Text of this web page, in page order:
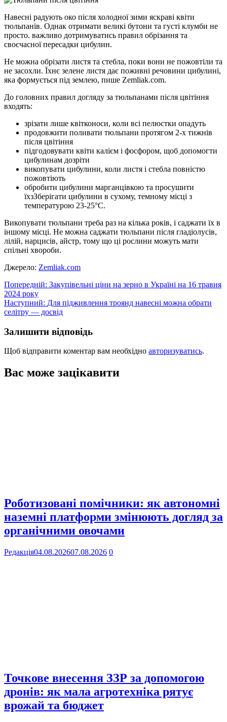
Навесні радують око після холодної зими яскраві квіти
тюльпанів. Однак отримати великі бутони та густі клумби не
просто. важливо дотримуватись правил обрізання та
своєчасної пересадки цибулин.
Не можна обрізати листя та стебла, поки вони не пожовтіли та
не засохли. Їхнє зелене листя дає поживні речовини цибулині,
яка формується під землею, пише Zemliak.com.
До головних правил догляду за тюльпанами після цвітіння
входять:
зрізати лише квітконоси, коли всі пелюстки опадуть
продовжити поливати тюльпани протягом 2-х тижнів
після цвітіння
підгодовувати квіти калієм і фосфором, щоб допомогти
цибулинам дозріти
викопувати цибулини, коли листя і стебла повністю
пожовтіють
обробити цибулини марганцівкою та просушити
їхзЗберігати цибулини в сухому, темному місці з
температурою 23-25°C.
Викопувати тюльпани треба раз на кілька років, і саджати їх в
іншому місці. Не можна саджати тюльпани після гладіолусів,
лілій, нарцисів, айстр, тому що ці рослини можуть мати
спільні хвороби.
Джерело: Zemliak.com
Навігація
записів
Попередній: Закупівельні ціни на зерно в Україні на 16 травня
2024 року
Наступний: Для підживлення троянд навесні можна обрати
селітру — досвід
Залишити відповідь
Щоб відправити коментар вам необхідно авторизуватись.
Вас може зацікавити
Роботизовані помічники: як автономні
наземні платформи змінюють догляд за
органічними овочами
Редакція04.08.202607.08.2026 0
Точкове внесення ЗЗР за допомогою
дронів: як мала агротехніка рятує
врожай та бюджет